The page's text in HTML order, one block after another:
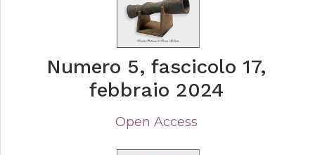
Numero 5, fascicolo 17,
febbraio 2024
Open Access